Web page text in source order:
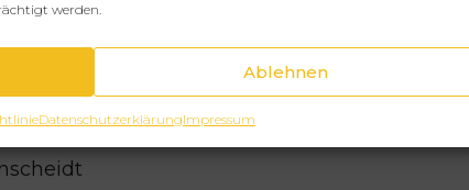
werden.
Ablehnen
DatenschutzerklärungImpressum